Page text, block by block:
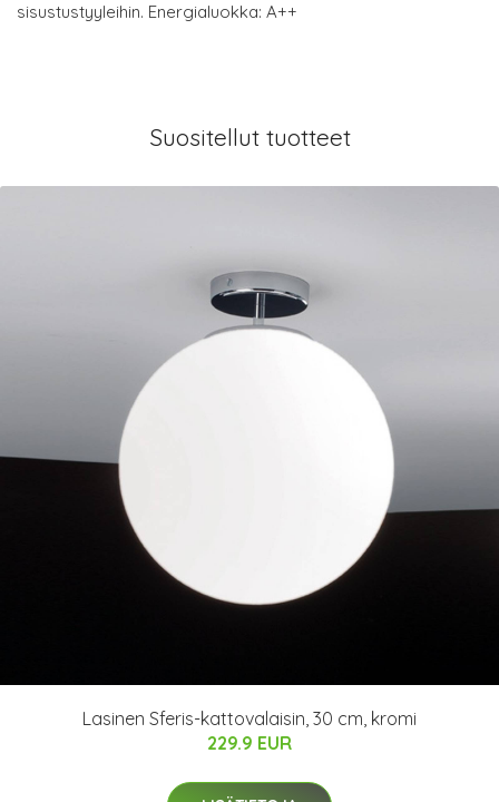
sisustustyyleihin. Energialuokka: A++
Suositellut tuotteet
Lasinen Sferis-kattovalaisin, 30 cm, kromi
229.9 EUR